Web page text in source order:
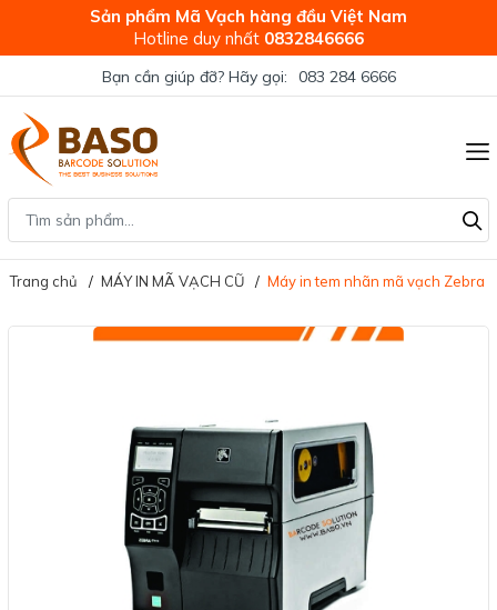
Sản phẩm Mã Vạch hàng đầu Việt Nam
Hotline duy nhất 0832846666
Bạn cần giúp đỡ? Hãy gọi: 083 284 6666
Trang chủ MÁY IN MÃ VẠCH CŨ Máy in tem nhãn mã vạch Zebra